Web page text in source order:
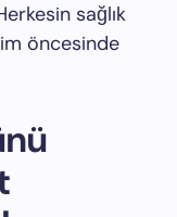
sağlık
öncesinde